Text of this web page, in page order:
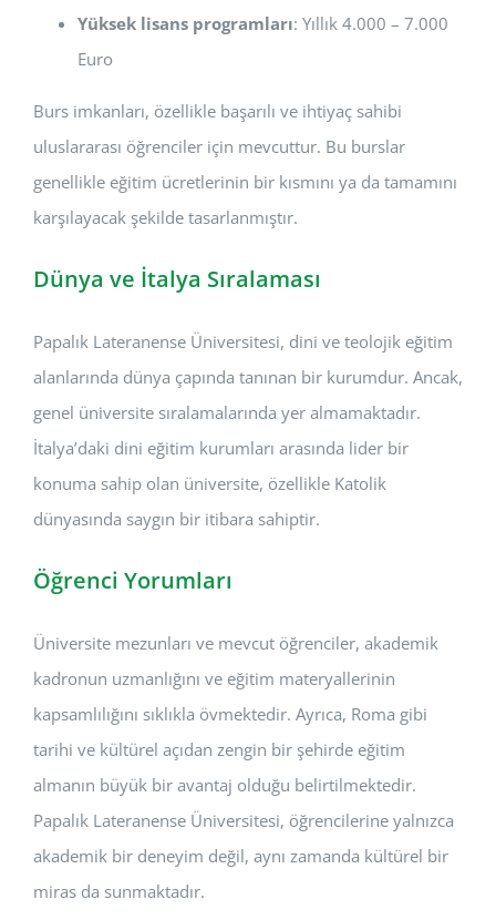
Yüksek lisans programları: Yıllık 4.000 – 7.000
Euro
Burs imkanları, özellikle başarılı ve ihtiyaç sahibi
uluslararası öğrenciler için mevcuttur. Bu burslar
genellikle eğitim ücretlerinin bir kısmını ya da tamamını
karşılayacak şekilde tasarlanmıştır.
Dünya ve İtalya Sıralaması
Papalık Lateranense Üniversitesi, dini ve teolojik eğitim
alanlarında dünya çapında tanınan bir kurumdur. Ancak,
genel üniversite sıralamalarında yer almamaktadır.
İtalya’daki dini eğitim kurumları arasında lider bir
konuma sahip olan üniversite, özellikle Katolik
dünyasında saygın bir itibara sahiptir.
Öğrenci Yorumları
Üniversite mezunları ve mevcut öğrenciler, akademik
kadronun uzmanlığını ve eğitim materyallerinin
kapsamlılığını sıklıkla övmektedir. Ayrıca, Roma gibi
tarihi ve kültürel açıdan zengin bir şehirde eğitim
almanın büyük bir avantaj olduğu belirtilmektedir.
Papalık Lateranense Üniversitesi, öğrencilerine yalnızca
akademik bir deneyim değil, aynı zamanda kültürel bir
miras da sunmaktadır.